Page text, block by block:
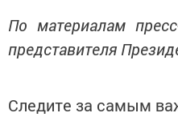
По материалам
представителя
Следите за самым